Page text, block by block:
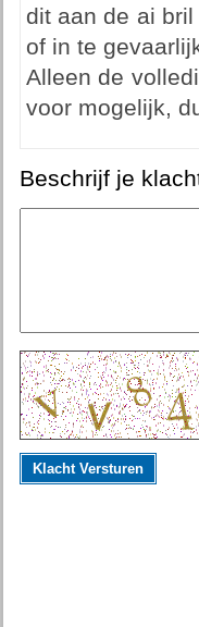
dit aan de ai
of in te
Alleen de
voor mogelijk,
Beschrijf je
Klacht Versturen